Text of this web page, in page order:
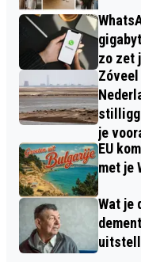
zo zet
je
EU
met je
Wat je